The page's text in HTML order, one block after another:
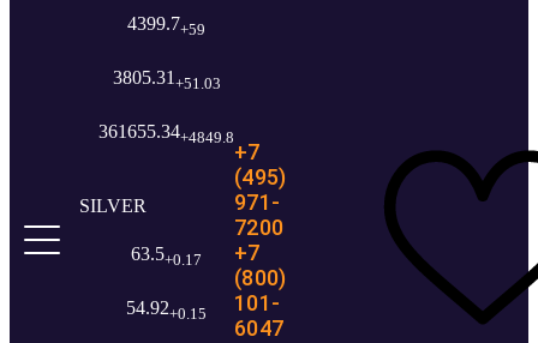
4399.7+59
3805.31 +51.03
361655.34+4849.8
SILVER
63.5+0.17
54.92+0.15
+7
(495)
971-
7200
+7
(800)
101-
6047